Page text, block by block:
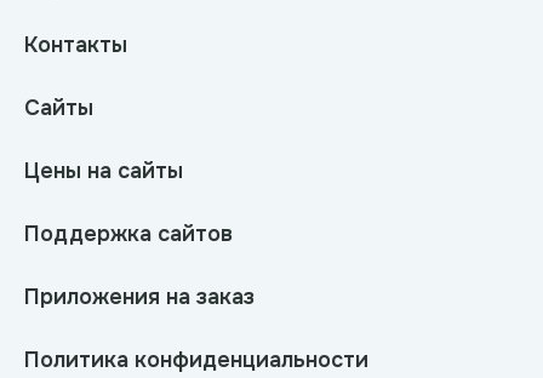
Контакты
Сайты
Цены на сайты
Поддержка сайтов
Приложения на заказ
Политика конфиденциальности